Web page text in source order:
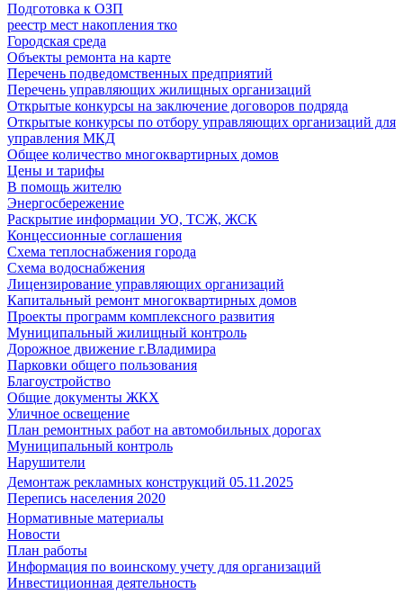
Подготовка к ОЗП
реестр мест накопления тко
Городская среда
Объекты ремонта на карте
Перечень подведомственных предприятий
Перечень управляющих жилищных организаций
Открытые конкурсы на заключение договоров подряда
Открытые конкурсы по отбору управляющих организаций для
управления МКД
Общее количество многоквартирных домов
Цены и тарифы
В помощь жителю
Энергосбережение
Раскрытие информации УО, ТСЖ, ЖСК
Концессионные соглашения
Схема теплоснабжения города
Схема водоснабжения
Лицензирование управляющих организаций
Капитальный ремонт многоквартирных домов
Проекты программ комплексного развития
Муниципальный жилищный контроль
Дорожное движение г.Владимира
Парковки общего пользования
Благоустройство
Общие документы ЖКХ
Уличное освещение
План ремонтных работ на автомобильных дорогах
Муниципальный контроль
Нарушители
Демонтаж рекламных конструкций 05.11.2025
Перепись населения 2020
Нормативные материалы
Новости
План работы
Информация по воинскому учету для организаций
Инвестиционная деятельность